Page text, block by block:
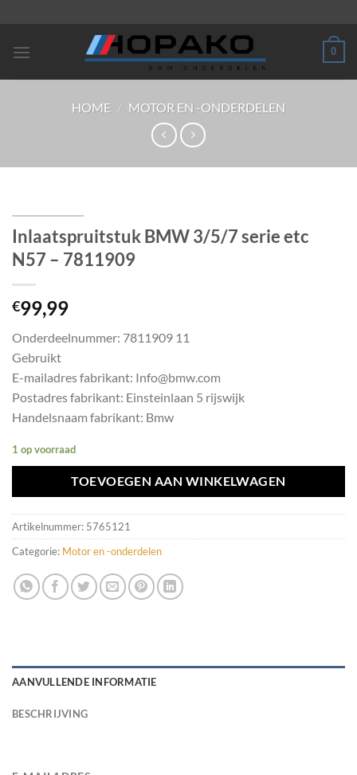
inhoud
0
HOME / MOTOR EN -ONDERDELEN
Inlaatspruitstuk BMW 3/5/7 serie etc
N57 – 7811909
€99,99
Onderdeelnummer: 7811909 11
Gebruikt
E-mailadres fabrikant: Info@bmw.com
Postadres fabrikant: Einsteinlaan 5 rijswijk
Handelsnaam fabrikant: Bmw
1 op voorraad
TOEVOEGEN AAN WINKELWAGEN
Artikelnummer: 5765121
Categorie: Motor en -onderdelen
AANVULLENDE INFORMATIE
BESCHRIJVING